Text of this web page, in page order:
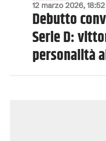
12 marzo 2026, 18:52
Debutto
Serie D:
personalità